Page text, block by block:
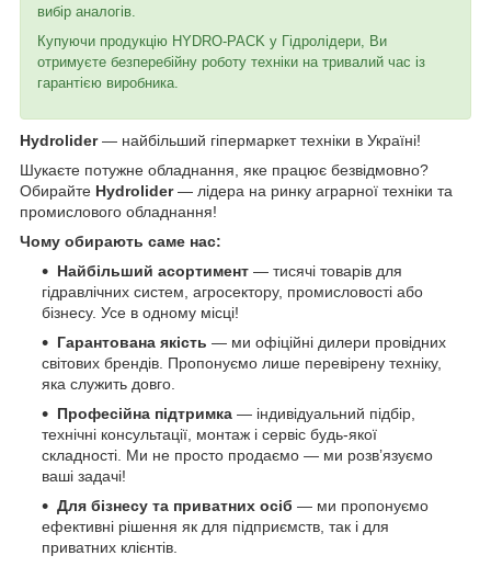
вибір аналогів.
Купуючи продукцію HYDRO-PACK у Гідролідери, Ви
отримуєте безперебійну роботу техніки на тривалий час із
гарантією виробника.
Hydrolider— найбільший гіпермаркет техніки в Україні!
Шукаєте потужне обладнання, яке працює безвідмовно?
Обирайте Hydrolider— лідера на ринку аграрної техніки та
промислового обладнання!
Чому обирають саме нас:
Найбільший асортимент — тисячі товарів для
гідравлічних систем, агросектору, промисловості або
бізнесу. Усе в одному місці!
Гарантована якість — ми офіційні дилери провідних
світових брендів. Пропонуємо лише перевірену техніку,
яка служить довго.
Професійна підтримка — індивідуальний підбір,
технічні консультації, монтаж і сервіс будь-якої
складності. Ми не просто продаємо — ми розв’язуємо
ваші задачі!
Для бізнесу та приватних осіб — ми пропонуємо
ефективні рішення як для підприємств, так і для
приватних клієнтів.